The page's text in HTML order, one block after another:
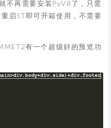
不再需要安装PyV8了，只需
启ST即可开箱使用，不需要
有一个超级好的预览功